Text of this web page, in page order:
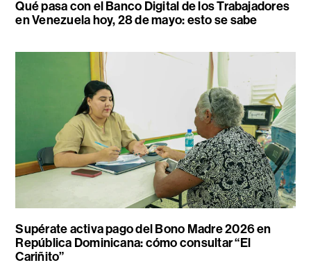
Qué pasa con el Banco Digital de los Trabajadores
en Venezuela hoy, 28 de mayo: esto se sabe
Supérate activa pago del Bono Madre 2026 en
República Dominicana: cómo consultar “El
Cariñito”